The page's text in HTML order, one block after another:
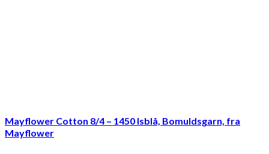
Mayflower Cotton 8/4 – 1450 Isblå, Bomuldsgarn, fra
Mayflower